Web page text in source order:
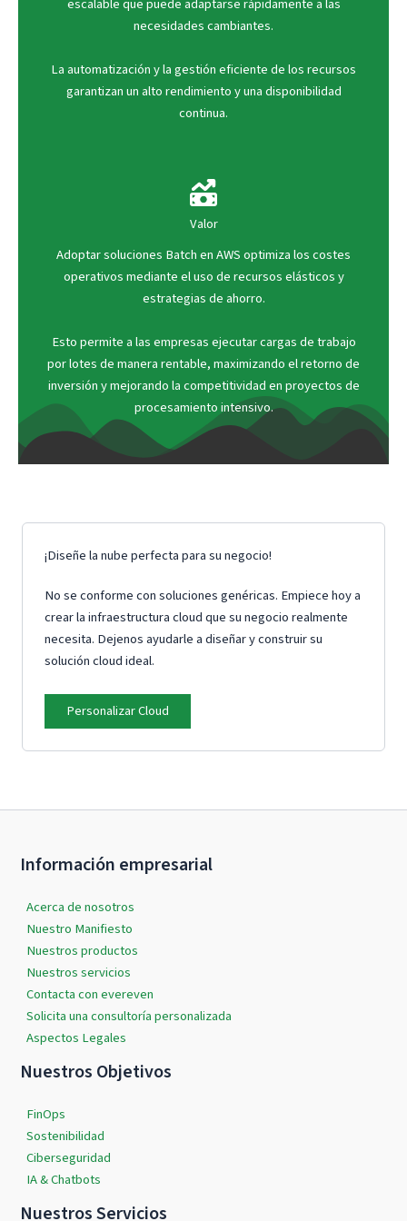
escalable que puede adaptarse rápidamente a las
necesidades cambiantes.
La automatización y la gestión eficiente de los recursos
garantizan un alto rendimiento y una disponibilidad
continua.
Valor
Adoptar soluciones Batch en AWS optimiza los costes
operativos mediante el uso de recursos elásticos y
estrategias de ahorro.
Esto permite a las empresas ejecutar cargas de trabajo
por lotes de manera rentable, maximizando el retorno de
inversión y mejorando la competitividad en proyectos de
procesamiento intensivo.
¡Diseñe la nube perfecta para su negocio!
No se conforme con soluciones genéricas. Empiece hoy a
crear la infraestructura cloud que su negocio realmente
necesita. Dejenos ayudarle a diseñar y construir su
solución cloud ideal.
Personalizar Cloud
Información empresarial
Acerca de nosotros
Nuestro Manifiesto
Nuestros productos
Nuestros servicios
Contacta con evereven
Solicita una consultoría personalizada
Aspectos Legales
Nuestros Objetivos
FinOps
Sostenibilidad
Ciberseguridad
IA & Chatbots
Nuestros Servicios